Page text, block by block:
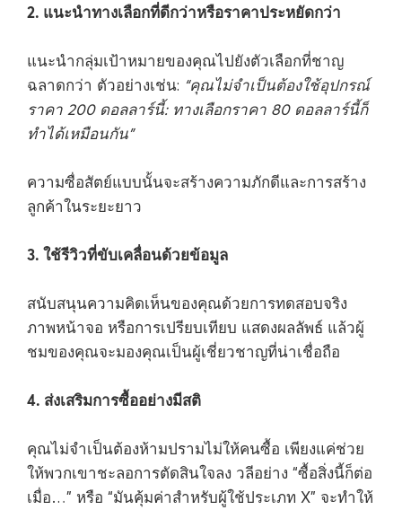
2. แนะนำทางเลือกที่ดีกว่าหรือราคาประหยัดกว่า
แนะนำกลุ่มเป้าหมายของคุณไปยังตัวเลือกที่ชาญ
ฉลาดกว่า ตัวอย่างเช่น: “คุณไม่จำเป็นต้องใช้อุปกรณ์
ราคา 200 ดอลลาร์นี้: ทางเลือกราคา 80 ดอลลาร์นี้ก็
ทำได้เหมือนกัน”
ความซื่อสัตย์แบบนั้นจะสร้างความภักดีและการสร้าง
ลูกค้าในระยะยาว
3. ใช้รีวิวที่ขับเคลื่อนด้วยข้อมูล
สนับสนุนความคิดเห็นของคุณด้วยการทดสอบจริง
ภาพหน้าจอ หรือการเปรียบเทียบ แสดงผลลัพธ์ แล้วผู้
ชมของคุณจะมองคุณเป็นผู้เชี่ยวชาญที่น่าเชื่อถือ
4. ส่งเสริมการซื้ออย่างมีสติ
คุณไม่จำเป็นต้องห้ามปรามไม่ให้คนซื้อ เพียงแค่ช่วย
ให้พวกเขาชะลอการตัดสินใจลง วลีอย่าง “ซื้อสิ่งนี้ก็ต่อ
เมื่อ…” หรือ “มันคุ้มค่าสำหรับผู้ใช้ประเภท X” จะทำให้